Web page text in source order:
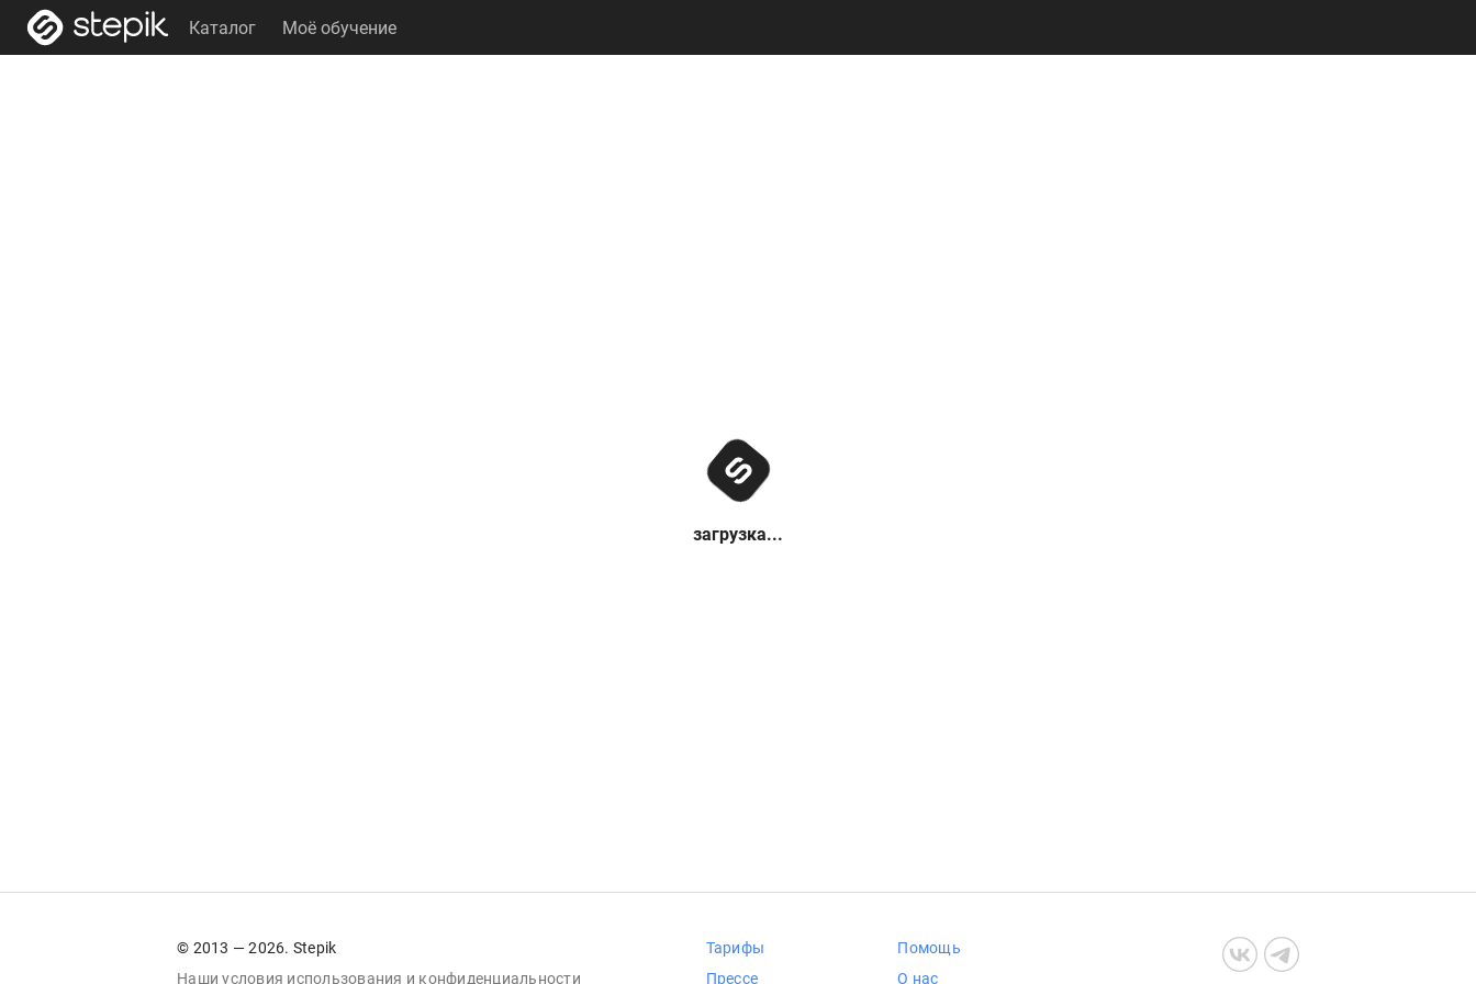
Каталог Моё обучение
загрузка...
© 2013 — 2026. Stepik
Наши условия использования и конфиденциальности
Тарифы
Прессе
Помощь
О нас